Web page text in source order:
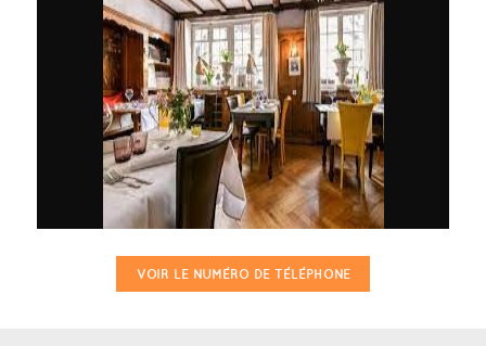
VOIR LE NUMÉRO DE TÉLÉPHONE